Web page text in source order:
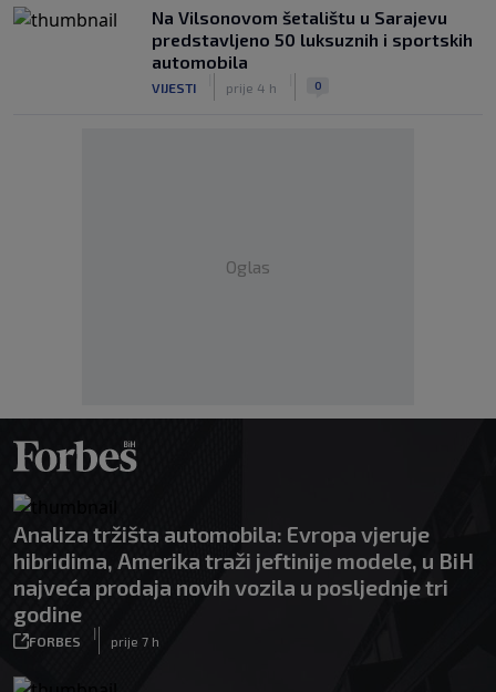
Na Vilsonovom šetalištu u Sarajevu
predstavljeno 50 luksuznih i sportskih
automobila
VIJESTI prije 4 h 0
Oglas
Analiza tržišta automobila: Evropa vjeruje
hibridima, Amerika traži jeftinije modele, u BiH
najveća prodaja novih vozila u posljednje tri
godine
FORBES
|
prije 7 h